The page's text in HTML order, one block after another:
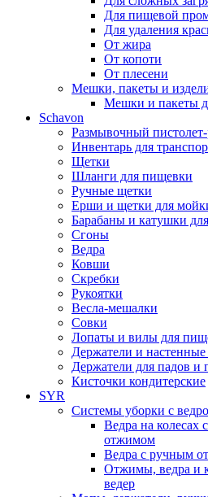
Для пищевой
Для удаления
От жира
От копоти
От плесени
Мешки, пакеты и
Мешки и пакеты
Schavon
Размывочный
Инвентарь для
Щетки
Шланги для пищевки
Ручные щетки
Ерши и щетки для
Барабаны и катушки
Сгоны
Ведра
Ковши
Скребки
Рукоятки
Весла-мешалки
Совки
Лопаты и вилы для
Держатели и
Держатели для падов и
Кисточки кондитерские
SYR
Системы уборки с
Ведра на колесах
отжимом
Ведра с ручным
Отжимы, ведра и
ведер